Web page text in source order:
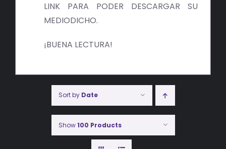
LINK PARA PODER DESCARGAR SU
MEDIODICHO.
¡BUENA LECTURA!
Sort by Date
Show100 Products